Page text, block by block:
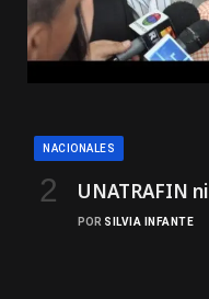
NACIONALES
UNATRAFIN
POR SILVIA INFANTE